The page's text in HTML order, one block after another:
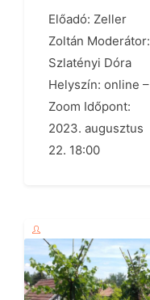
Előadó: Zeller
Zoltán Moderátor:
Szlatényi Dóra
Helyszín: online –
Zoom Időpont:
2023. augusztus
22. 18:00